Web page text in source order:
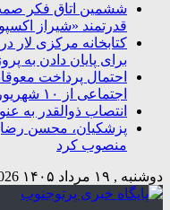
ششمین اتاق فکر
قدرتمند «شیراز اکسپو ۱۴۰۵»
کتابخانه مرکزی لار
برای پایان دادن به
احتمال پرداخت
اجتماعی از ۱۰ شهریور
انتصاب ذوالقدر به
پزشکیان، محسن
منصوب کرد
دوشنبه , ۱۹ مرداد ۱۴۰۵ 08 - 10